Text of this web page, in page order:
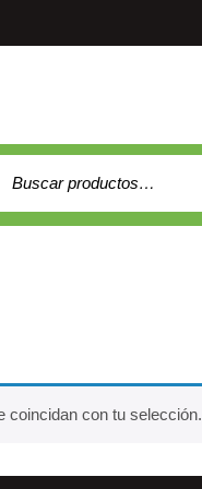
coincidan con tu selección.